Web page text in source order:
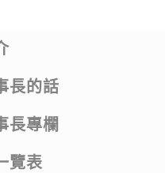
長的話
長專欄
覽表